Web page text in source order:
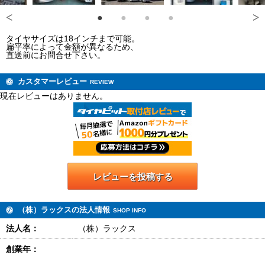
タイヤサイズは18インチまで可能。
扁平率によって金額が異なるため、
直送前にお問合せ下さい。
カスタマーレビュー REVIEW
現在レビューはありません。
レビューを投稿する
（株）ラックスの法人情報 SHOP INFO
法人名： （株）ラックス
創業年：